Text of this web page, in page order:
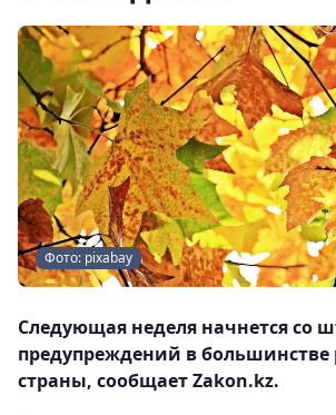
Фото: pixabay
Следующая неделя начнется со
предупреждений в большинстве
страны, сообщает Zakon.kz.